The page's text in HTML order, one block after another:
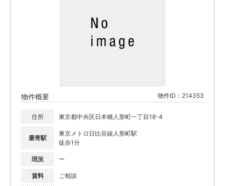
物件概要 物件ID：214353
住所 東京都中央区日本橋人形町一丁目18-4
最寄駅
東京メトロ日比谷線人形町駅
徒歩1分
現況 ー
賃料 ご相談